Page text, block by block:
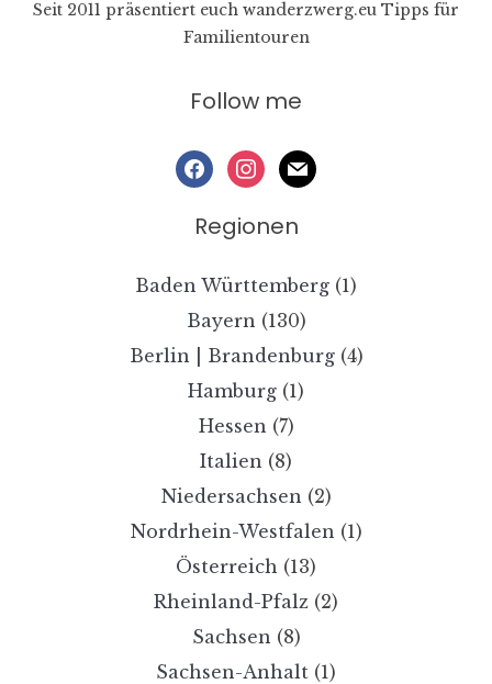
Seit 2011 präsentiert euch wanderzwerg.eu Tipps für
Familientouren
Follow me
facebookinstagram
mail
Regionen
Baden Württemberg (1)
Bayern (130)
Berlin | Brandenburg(4)
Hamburg (1)
Hessen (7)
Italien (8)
Niedersachsen (2)
Nordrhein-Westfalen (1)
Österreich (13)
Rheinland-Pfalz (2)
Sachsen (8)
Sachsen-Anhalt (1)